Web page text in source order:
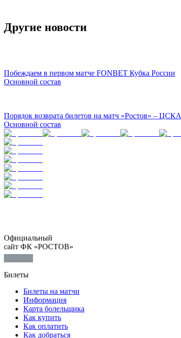
Другие новости
Побеждаем в первом матче FONBET Кубка России
Основной состав
Порядок возврата билетов на матч «Ростов» – ЦСКА
Основной состав
Официальный
сайт ФК «РОСТОВ»
Билеты
Билеты на матчи
Информация
Карта болельщика
Как купить
Как оплатить
Как добраться